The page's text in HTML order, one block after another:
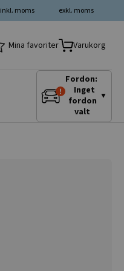
exkl. moms
inkl. moms
Mina favoriter Varukorg
Fordon:
Inget
fordon
valt
▼